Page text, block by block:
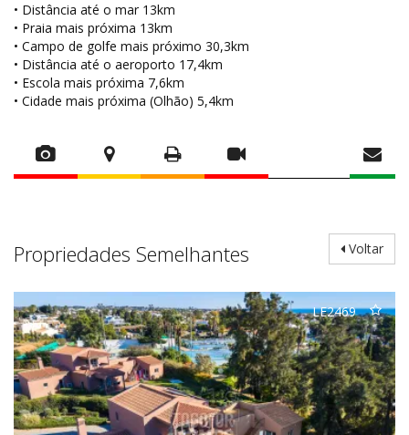
• Distância até o mar 13km
• Praia mais próxima 13km
• Campo de golfe mais próximo 30,3km
• Distância até o aeroporto 17,4km
• Escola mais próxima 7,6km
• Cidade mais próxima (Olhão) 5,4km
Voltar
Propriedades Semelhantes
LE2469